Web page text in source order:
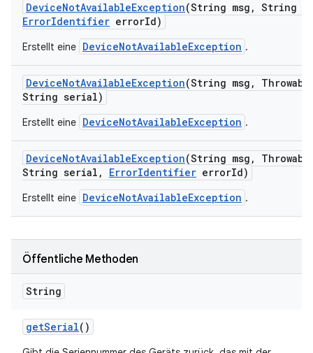
DeviceNotAvailableException(String msg , String
ErrorIdentifier errorId)
Erstellt eine DeviceNotAvailableException .
DeviceNotAvailableException(String msg ,
String serial)
Erstellt eine DeviceNotAvailableException .
DeviceNotAvailableException(String msg ,
String serial , ErrorIdentifier errorId)
Erstellt eine DeviceNotAvailableException .
Öffentliche Methoden
String
getSerial()